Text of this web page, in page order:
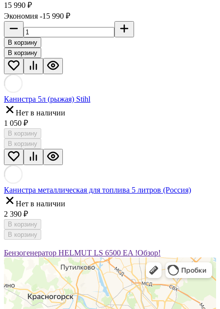
15 990 ₽
Экономия -15 990 ₽
В корзину
В корзину
Канистра 5л (рыжая) Stihl
Нет в наличии
1 050 ₽
В корзину
В корзину
Канистра металлическая для топлива 5 литров (Россия)
Нет в наличии
2 390 ₽
В корзину
В корзину
Бензогенератор HELMUT LS 6500 EA !Обзор!